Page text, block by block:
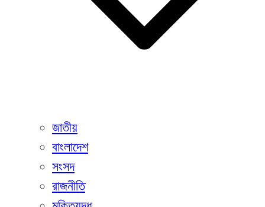
জাতীয়
বাংলাদেশ
সংসদ
রাজনীতি